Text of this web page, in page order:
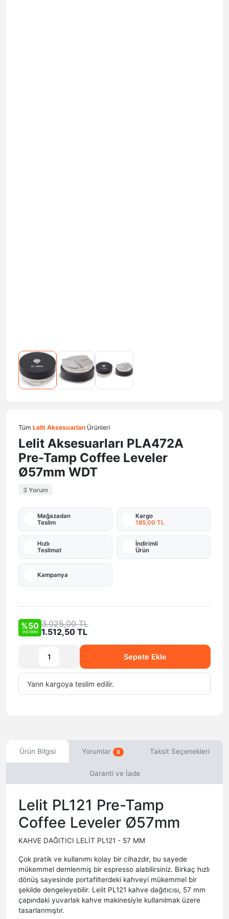
Tüm Lelit Aksesuarları Ürünleri
Lelit Aksesuarları PLA472A
Pre-Tamp Coffee Leveler
Ø57mm WDT
3 Yorum
Mağazadan
Teslim
Kargo
185,00 TL
Hızlı
Teslimat
İndirimli
Ürün
Kampanya
%50
İNDİRİM
3.025,00 TL
1.512,50 TL
Sepete Ekle
Yarın kargoya teslim edilir.
Ürün Bilgisi Yorumlar 3 Taksit Seçenekleri
Garanti ve İade
Lelit PL121 Pre-Tamp
Coffee Leveler Ø57mm
KAHVE DAĞITICI LELİT PL121 - 57 MM
Çok pratik ve kullanımı kolay bir cihazdır, bu sayede
mükemmel demlenmiş bir espresso alabilirsiniz. Birkaç hızlı
dönüş sayesinde portafilterdeki kahveyi mükemmel bir
şekilde dengeleyebilir. Lelit PL121 kahve dağıtıcısı, 57 mm
çapındaki yuvarlak kahve makinesiyle kullanılmak üzere
tasarlanmıştır.